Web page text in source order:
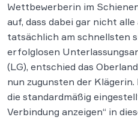
Wettbewerberin im
auf, dass dabei gar nicht
tatsächlich am schnellsten
erfolglosen
(LG), entschied das
nun zugunsten der
die standardmäßig
Verbindung anzeigen“ in